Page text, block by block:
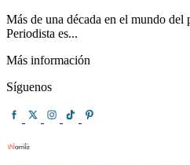
Más de una década en el mundo del
Periodista es...
Más información
Síguenos